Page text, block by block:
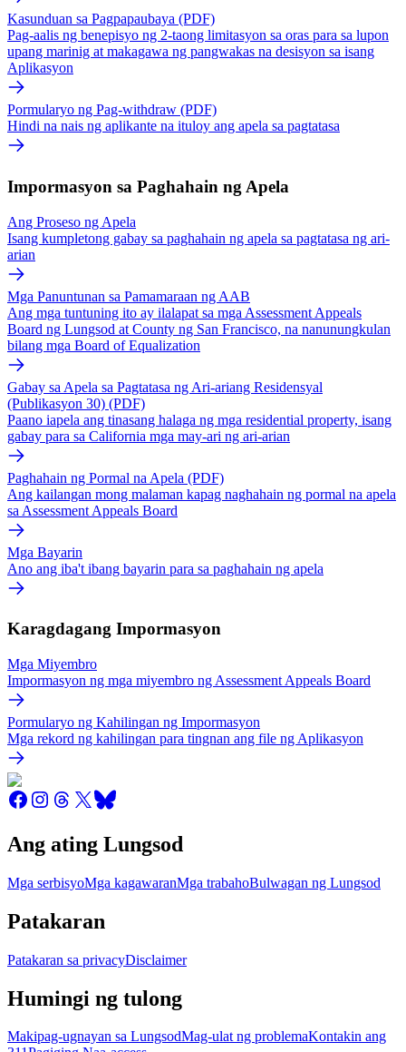
Kasunduan sa Pagpapaubaya (PDF)
Pag-aalis ng benepisyo ng 2-taong limitasyon sa oras para sa lupon
upang marinig at makagawa ng pangwakas na desisyon sa isang
Aplikasyon
Pormularyo ng Pag-withdraw (PDF)
Hindi na nais ng aplikante na ituloy ang apela sa pagtatasa
Impormasyon sa Paghahain ng Apela
Ang Proseso ng Apela
Isang kumpletong gabay sa paghahain ng apela sa pagtatasa ng ari-
arian
Mga Panuntunan sa Pamamaraan ng AAB
Ang mga tuntuning ito ay ilalapat sa mga Assessment Appeals
Board ng Lungsod at County ng San Francisco, na nanunungkulan
bilang mga Board of Equalization
Gabay sa Apela sa Pagtatasa ng Ari-ariang Residensyal
(Publikasyon 30) (PDF)
Paano iapela ang tinasang halaga ng mga residential property, isang
gabay para sa California mga may-ari ng ari-arian
Paghahain ng Pormal na Apela (PDF)
Ang kailangan mong malaman kapag naghahain ng pormal na apela
sa Assessment Appeals Board
Mga Bayarin
Ano ang iba't ibang bayarin para sa paghahain ng apela
Karagdagang Impormasyon
Mga Miyembro
Impormasyon ng mga miyembro ng Assessment Appeals Board
Pormularyo ng Kahilingan ng Impormasyon
Mga rekord ng kahilingan para tingnan ang file ng Aplikasyon
Ang ating Lungsod
Mga serbisyoMga kagawaranMga trabahoBulwagan ng Lungsod
Patakaran
Patakaran sa privacyDisclaimer
Humingi ng tulong
Makipag-ugnayan sa LungsodMag-ulat ng problemaKontakin ang